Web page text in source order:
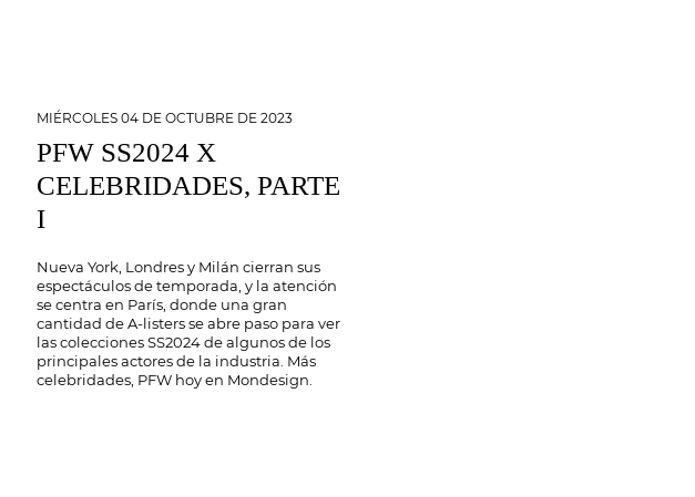
MIÉRCOLES 04 DE OCTUBRE DE 2023
PFW SS2024 X
CELEBRIDADES, PARTE
I
Nueva York, Londres y Milán cierran sus
espectáculos de temporada, y la atención
se centra en París, donde una gran
cantidad de A-listers se abre paso para ver
las colecciones SS2024 de algunos de los
principales actores de la industria. Más
celebridades, PFW hoy en Mondesign.